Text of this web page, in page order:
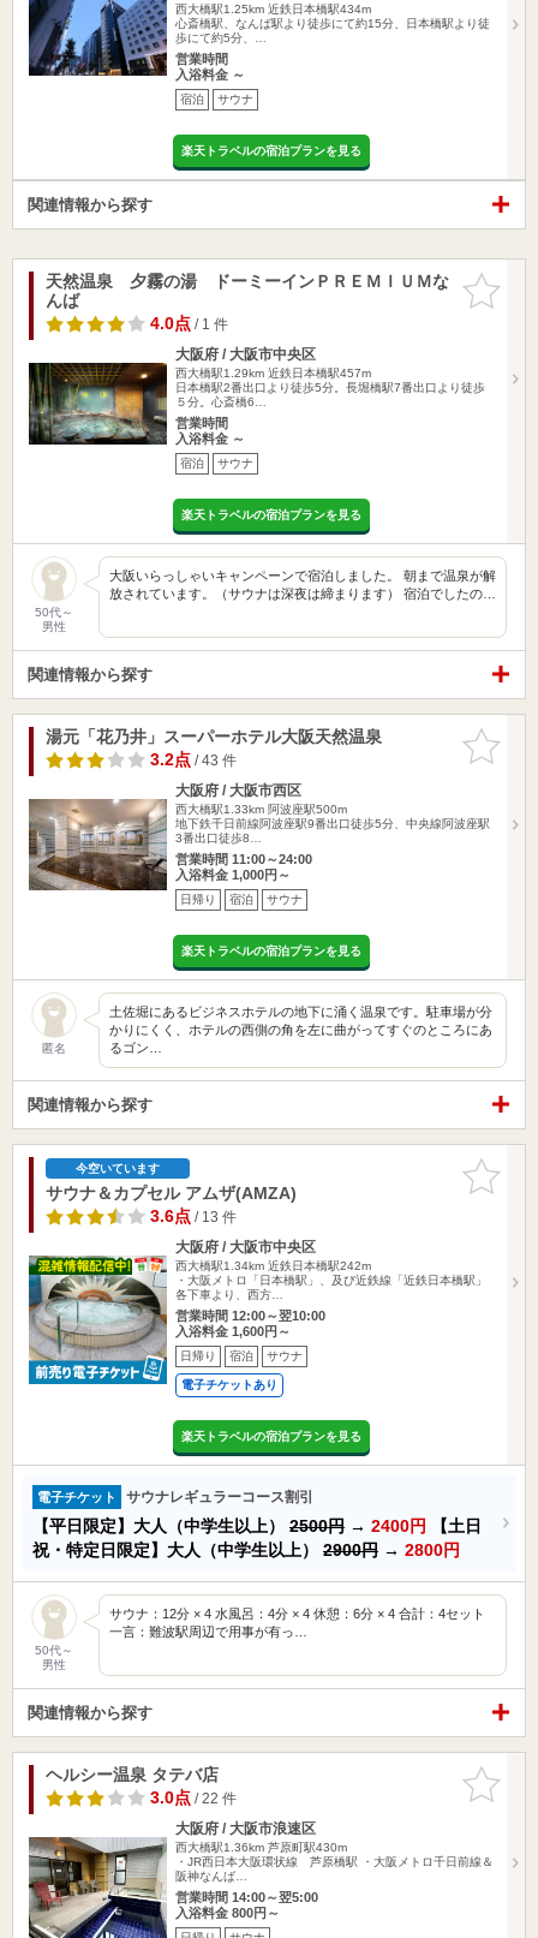
西大橋駅1.25km 近鉄日本橋駅434m
心斎橋駅、なんば駅より徒歩にて約15分、日本橋駅より徒
歩にて約5分、…
営業時間
入浴料金 ～
宿泊 サウナ
楽天トラベルの宿泊プランを見る
関連情報から探す
お気に入
りに追加
天然温泉 夕霧の湯 ドーミーインＰＲＥＭＩＵＭな
んば
4.0点/ 1 件
大阪府 / 大阪市中央区
西大橋駅1.29km 近鉄日本橋駅457m
日本橋駅2番出口より徒歩5分。長堀橋駅7番出口より徒歩
５分。心斎橋6…
営業時間
入浴料金 ～
宿泊 サウナ
楽天トラベルの宿泊プランを見る
50代～
男性
大阪いらっしゃいキャンペーンで宿泊しました。 朝まで温泉が解
放されています。（サウナは深夜は締まります） 宿泊でしたの…
関連情報から探す
お気に入
りに追加
湯元「花乃井」スーパーホテル大阪天然温泉
3.2点/ 43 件
大阪府 / 大阪市西区
西大橋駅1.33km 阿波座駅500m
地下鉄千日前線阿波座駅9番出口徒歩5分、中央線阿波座駅
3番出口徒歩8…
営業時間 11:00～24:00
入浴料金 1,000円～
日帰り 宿泊 サウナ
楽天トラベルの宿泊プランを見る
匿名
土佐堀にあるビジネスホテルの地下に涌く温泉です。駐車場が分
かりにくく、ホテルの西側の角を左に曲がってすぐのところにあ
るゴン…
関連情報から探す
お気に入
りに追加
今空いています
サウナ＆カプセル アムザ(AMZA)
3.6点/ 13 件
大阪府 / 大阪市中央区
西大橋駅1.34km 近鉄日本橋駅242m
・大阪メトロ「日本橋駅」、及び近鉄線「近鉄日本橋駅」
各下車より、西方…
営業時間 12:00～翌10:00
入浴料金 1,600円～
日帰り 宿泊 サウナ
電子チケットあり
楽天トラベルの宿泊プランを見る
電子チケット サウナレギュラーコース割引
【平日限定】大人（中学生以上） 2500円 → 2400円
【土日
祝・特定日限定】大人（中学生以上） 2900円 → 2800円
50代～
男性
サウナ：12分 × 4 水風呂：4分 × 4 休憩：6分 × 4 合計：4セット
一言：難波駅周辺で用事が有っ…
関連情報から探す
お気に入
りに追加
ヘルシー温泉 タテバ店
3.0点/ 22 件
大阪府 / 大阪市浪速区
西大橋駅1.36km 芦原町駅430m
・JR西日本大阪環状線 芦原橋駅 ・大阪メトロ千日前線＆
阪神なんば…
営業時間 14:00～翌5:00
入浴料金 800円～